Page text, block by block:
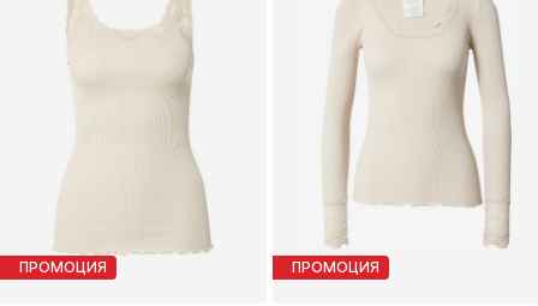
ПРОМОЦИЯ ПРОМОЦИЯ